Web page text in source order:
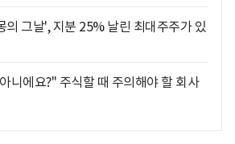
의 그날', 지분 25% 날린 최대주주가 있
니에요?" 주식할 때 주의해야 할 회사